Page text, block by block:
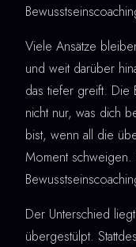
Viele Ansätze
und weit darüber
das tiefer greift. Die
nicht nur, was dich
bist, wenn all die
Moment
Der Unterschied
übergestülpt.